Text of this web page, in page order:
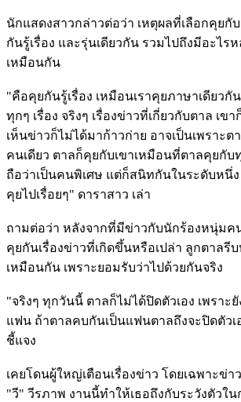
นักแสดงสาวกล่าวต่อว่า เหตุผลที่เลือกคุยกับ
กันรู้เรื่อง และรุ่นเดียวกัน รวมไปถึงมีอะไร
เหมือนกัน
"คือคุยกันรู้เรื่อง เหมือนเราคุยภาษาเดียวกั
ทุกๆ เรื่อง จริงๆ เรื่องข่าวที่เกี่ยวกับตาล เข
เห็นข่าวก็ไม่ได้มาก้าวก่าย อาจเป็นเพราะต
คนเดียว ตาลก็คุยกับเขาเหมือนที่ตาลคุยกั
ถือว่าเป็นคนพิเศษ แต่ก็สนิทกันในระดับหนึ่ง
คุยไปเรื่อยๆ" ดาราสาว เล่า
ถามต่อว่า หลังจากที่มีข่าวกับนักร้องหนุ่มค
คุยกันเรื่องข่าวที่เกิดขึ้นหรือเปล่า ลูกตาลรี
เหมือนกัน เพราะยอมรับว่าไปด้วยกันจริง
"จริงๆ ทุกวันนี้ ตาลก็ไม่ได้ปิดตัวเอง เพราะ
แฟน ถ้าตาลคบกันเป็นแฟนตาลถึงจะปิดตัวเ
ชี้แจง
เคยโดนผู้ใหญ่เตือนเรื่องข่าว โดยเฉพาะข่า
"วี" วีรภาพ งานนี้ทำให้เธอถึงกับระวังตัวใ